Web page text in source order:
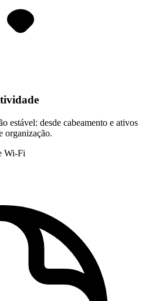
estável: desde cabeamento e ativos
organização.
Wi-Fi